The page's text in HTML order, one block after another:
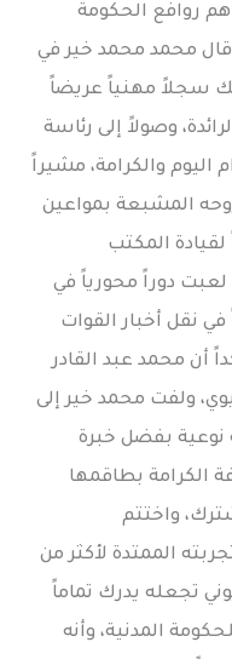
روافع الحكومة
وقال محمد محمد خير في
سجلاً مهنياً عريضاً
وصولاً إلى رئاسة
اليوم والكرامة، مشيراً
المشبعة بمواعين
لقيادة المكتب
لعبت دوراً محورياً في
نقل أخبار القوات
أن محمد عبد القادر
ولفت محمد خير إلى
نوعية بفضل خبرة
الكرامة بطاقمها
واختتم
الممتدة لأكثر من
تجعله يدرك تماماً
المدنية، وأنه